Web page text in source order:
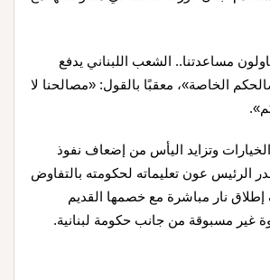
مساعدتنا.. الشعب اللبناني يدفع
الخاصة»، معقبًا بالقول: «مصالحنا لا
وتزايد اليأس من إضعاف نفوذ
الرئيس عون تعليماته لحكومته بالتفاوض
نار مباشرة مع خصمها القديم
غير مسبوقة من جانب حكومة لبنانية.